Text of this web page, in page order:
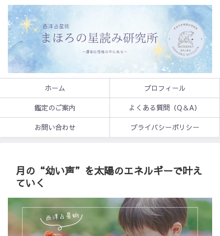
ホーム
プロフィール
鑑定のご案内
よくある質問（Q＆A）
お問い合わせ
プライバシーポリシー
月の“幼い声”を太陽のエネルギーで叶え
ていく